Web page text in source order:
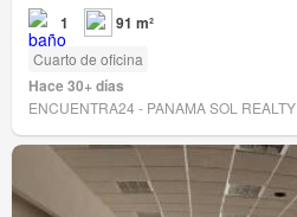
1 91 m²
Cuarto de oficina
Hace 30+ días
ENCUENTRA24 - PANAMA SOL REALTY